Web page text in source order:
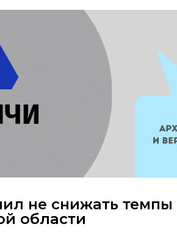
не снижать темпы
области